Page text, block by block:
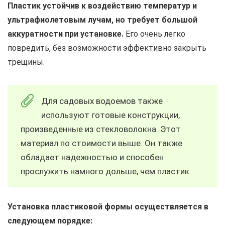
Пластик устойчив к воздействию температур и
ультрафиолетовым лучам, но требует большой
аккуратности при установке. Его очень легко
повредить, без возможности эффективно закрыть
трещины.
Для садовых водоемов также
используют готовые конструкции,
произведенные из стекловолокна. Этот
материал по стоимости выше. Он также
обладает надежностью и способен
прослужить намного дольше, чем пластик.
Установка пластиковой формы осуществляется в
следующем порядке: